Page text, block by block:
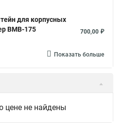
для корпусных
BMB-175
700,00 ₽
Показать больше
цене не найдены